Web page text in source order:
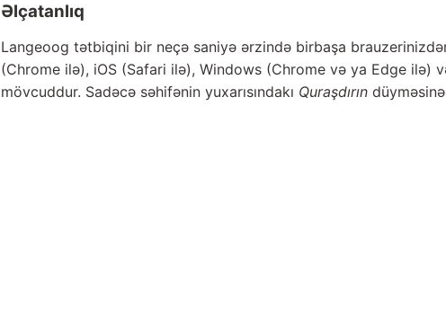
Əlçatanlıq
Langeoog tətbiqini bir neçə saniyə ərzində birbaşa
(Chrome ilə), iOS (Safari ilə), Windows (Chrome və ya Edge ilə)
mövcuddur. Sadəcə səhifənin yuxarısındakı Quraşdırın